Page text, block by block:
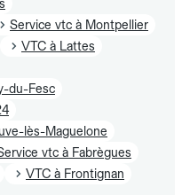
Service vtc à Montpellier
VTC à Lattes
du-Fesc
lès-Maguelone
vtc à Fabrègues
VTC à Frontignan